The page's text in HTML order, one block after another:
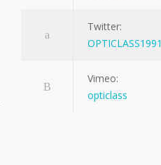
Twitter:
OPTICLASS1991
Vimeo:
opticlass